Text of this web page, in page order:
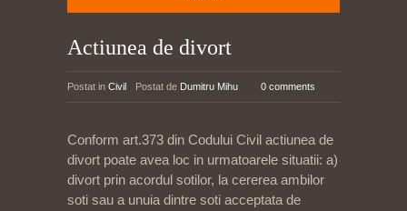
Actiunea de divort
Postat in Civil Postat de Dumitru Mihu 0 comments
Conform art.373 din Codului Civil actiunea de
divort poate avea loc in urmatoarele situatii: a)
divort prin acordul sotilor, la cererea ambilor
soti sau a unuia dintre soti acceptata de